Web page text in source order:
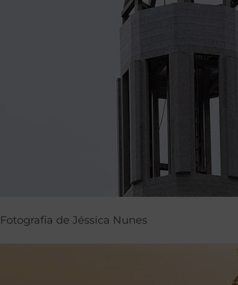
Fotografia de Jéssica Nunes